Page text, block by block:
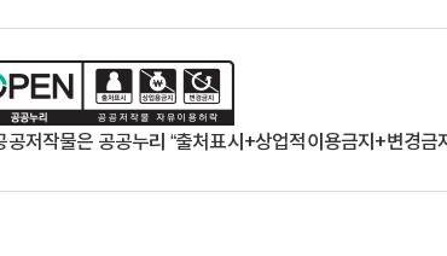
공저작물은 공공누리 “출처표시+상업적이용금지+변경금